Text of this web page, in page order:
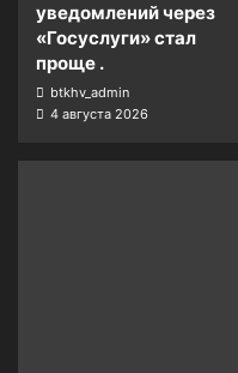
уведомлений через
«Госуслуги» стал
проще .
btkhv_admin
4 августа 2026